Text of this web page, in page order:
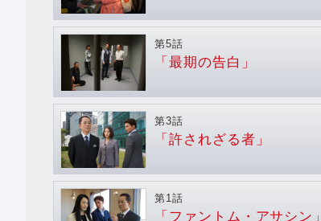
第5話
「最期の告白」
第3話
「許されざる者」
第1話
「ファントム・アサシン」